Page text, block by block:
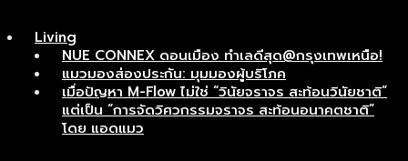
Living
NUE CONNEX ดอนเมือง ทำเลดีสุด@กรุงเทพเหนือ!
แมวมองส่องประกัน: มุมมองผู้บริโภค
เมื่อปัญหา M-Flow ไม่ใช่ “วินัยจราจร สะท้อนวินัยชาติ”
แต่เป็น “การจัดวิศวกรรมจราจร สะท้อนอนาคตชาติ”
โดย แอดแมว